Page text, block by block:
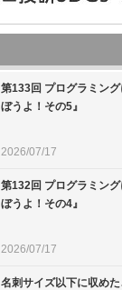
第133回 プログラミン
ぼうよ！その5』
2026/07/17
第132回 プログラミン
ぼうよ！その4』
2026/07/17
名刺サイズ以下に収め